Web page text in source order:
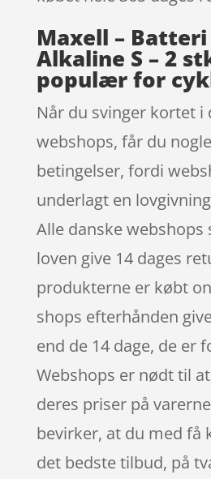
Maxell – Batteri
Alkaline S – 2
populær for
Når du svinger kortet i
webshops, får du
betingelser, fordi
underlagt en
Alle danske
loven give 14 dages
produkterne er købt
shops efterhånden
end de 14 dage, de er
Webshops er nødt til
deres priser på
bevirker, at du med få
det bedste tilbud, på